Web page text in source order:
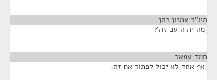
היו"ר אמנון כהן
מה יהיה עם זה?
חמד עמאר
אף אחד לא יכול לפתור את זה.